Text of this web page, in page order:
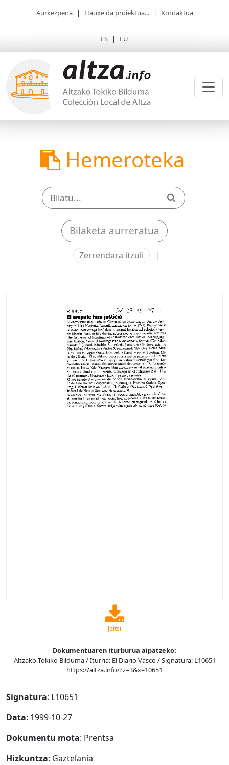
Aurkezpena | Hauxe da proiektua... | Kontaktua
ES | EU
Hemeroteka
Bilaketa aurreratua
Zerrendara itzuli |
Jaitsi
Dokumentuaren iturburua aipatzeko:
Altzako Tokiko Bilduma / Iturria: El Diario Vasco / Signatura: L10651
https://altza.info/?z=3&x=10651
Signatura: L10651
Data: 1999-10-27
Dokumentu mota: Prentsa
Hizkuntza: Gaztelania